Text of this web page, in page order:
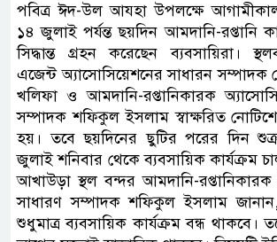
পবিত্র ঈদ-উল আযহা উপলক্ষে
১৪ জুলাই পর্যন্ত ছয়দিন আমদানি-রপ্তানি
সিদ্ধান্ত গ্রহন করেছেন ব্যবসায়িরা।
এজেন্ট অ্যাসোসিয়েশনের সাধারন
খলিফা ও আমদানি-রপ্তানিকারক
সম্পাদক শফিকুল ইসলাম স্বাক্ষরিত
হয়। তবে ছয়দিনের ছুটির পরের দিন
জুলাই শনিবার থেকে ব্যবসায়িক কার্যক্রম
আখাউড়া স্থল বন্দর আমদানি-রপ্তানিকারক
সাধারণ সম্পাদক শফিকুল ইসলাম
শুধুমাত্র ব্যবসায়িক কার্যক্রম বন্ধ থাকবে।